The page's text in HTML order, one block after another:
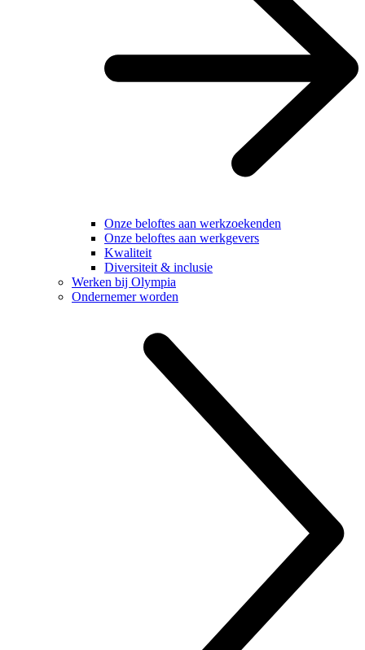
Onze beloftes aan werkzoekenden
Onze beloftes aan werkgevers
Kwaliteit
Diversiteit & inclusie
Werken bij Olympia
Ondernemer worden